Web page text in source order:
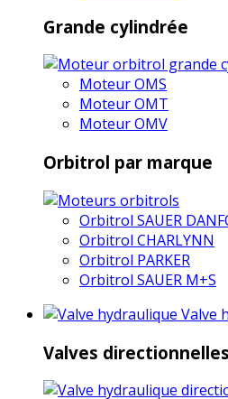
Grande cylindrée
Moteur OMS
Moteur OMT
Moteur OMV
Orbitrol par marque
Orbitrol SAUER
Orbitrol CHARLYNN
Orbitrol PARKER
Orbitrol SAUER M+S
Valve
Valves directionnelles